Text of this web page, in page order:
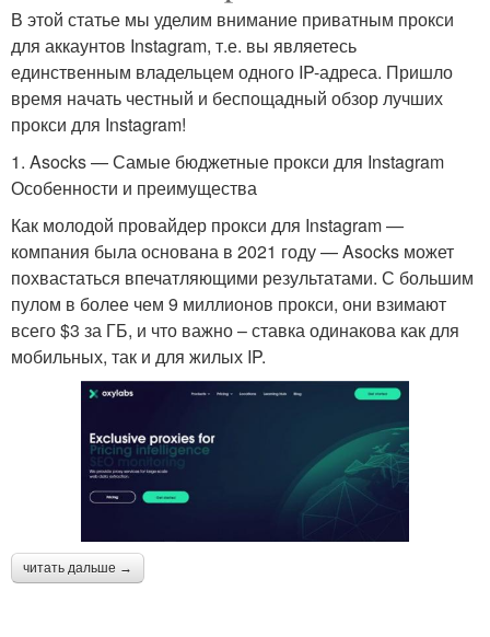
В этой статье мы уделим внимание приватным прокси
для аккаунтов Instagram, т.е. вы являетесь
единственным владельцем одного IP-адреса. Пришло
время начать честный и беспощадный обзор лучших
прокси для Instagram!
1. Asocks — Самые бюджетные прокси для Instagram
Особенности и преимущества
Как молодой провайдер прокси для Instagram —
компания была основана в 2021 году — Asocks может
похвастаться впечатляющими результатами. С большим
пулом в более чем 9 миллионов прокси, они взимают
всего $3 за ГБ, и что важно – ставка одинакова как для
мобильных, так и для жилых IP.
читать дальше →